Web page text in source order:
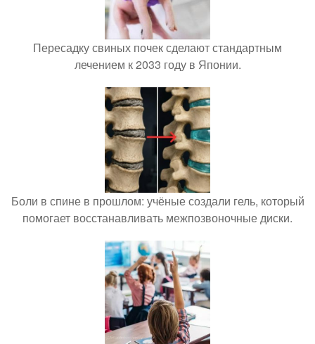
Пересадку свиных почек сделают стандартным
лечением к 2033 году в Японии.
Боли в спине в прошлом: учёные создали гель, который
помогает восстанавливать межпозвоночные диски.